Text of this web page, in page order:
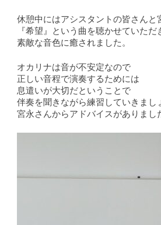
休憩中にはアシスタントの皆さんと
『希望』という曲を聴かせていただ
素敵な音色に癒されました。
オカリナは音が不安定なので
正しい音程で演奏するためには
息遣いが大切だということで
伴奏を聞きながら練習していきまし
宮永さんからアドバイスがありまし